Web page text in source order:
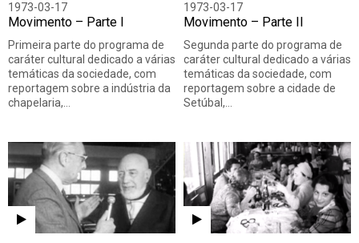
1973-03-17
Movimento – Parte I
Primeira parte do programa de
caráter cultural dedicado a várias
temáticas da sociedade, com
reportagem sobre a indústria da
chapelaria,…
1973-03-17
Movimento – Parte II
Segunda parte do programa de
caráter cultural dedicado a várias
temáticas da sociedade, com
reportagem sobre a cidade de
Setúbal,…